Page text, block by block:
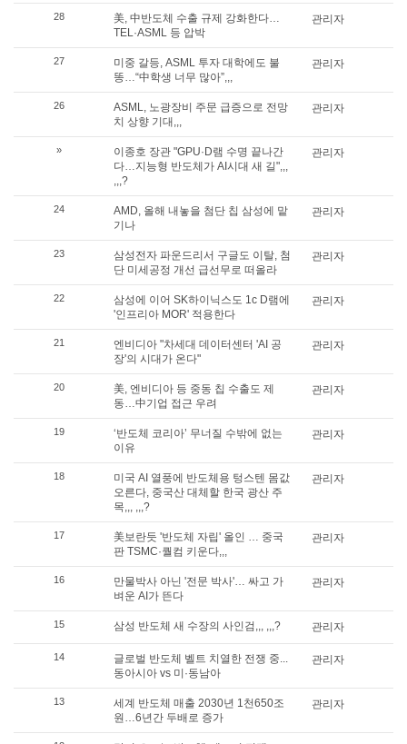
28
美, 中반도체 수출 규제 강화한다…
TEL·ASML 등 압박
관리자
27
미중 갈등, ASML 투자 대학에도 불
똥…“中학생 너무 많아”,,,
관리자
26
ASML, 노광장비 주문 급증으로 전망
치 상향 기대,,,
관리자
»
이종호 장관 "GPU·D램 수명 끝나간
다…지능형 반도체가 AI시대 새 길",,,
,,,?
관리자
24
AMD, 올해 내놓을 첨단 칩 삼성에 맡
기나
관리자
23
삼성전자 파운드리서 구글도 이탈, 첨
단 미세공정 개선 급선무로 떠올라
관리자
22
삼성에 이어 SK하이닉스도 1c D램에
'인프리아 MOR' 적용한다
관리자
21
엔비디아 "차세대 데이터센터 'AI 공
장'의 시대가 온다"
관리자
20
美, 엔비디아 등 중동 칩 수출도 제
동…中기업 접근 우려
관리자
19
‘반도체 코리아’ 무너질 수밖에 없는
이유
관리자
18
미국 AI 열풍에 반도체용 텅스텐 몸값
오른다, 중국산 대체할 한국 광산 주
목,,, ,,,?
관리자
17
美보란듯 '반도체 자립' 올인 … 중국
판 TSMC·퀄컴 키운다,,,
관리자
16
만물박사 아닌 '전문 박사'… 싸고 가
벼운 AI가 뜬다
관리자
15 삼성 반도체 새 수장의 사인검,,, ,,,? 관리자
14
글로벌 반도체 벨트 치열한 전쟁 중...
동아시아 vs 미·동남아
관리자
13
세계 반도체 매출 2030년 1천650조
원…6년간 두배로 증가
관리자